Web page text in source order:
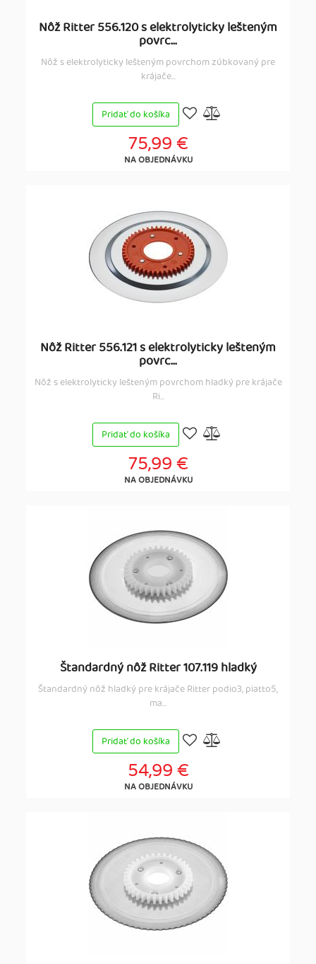
Nôž Ritter 556.120 s elektrolyticky lešteným
povrc...
Nôž s elektrolyticky lešteným povrchom zúbkovaný pre
krájače...
Pridať do košíka
75,99 €
NA OBJEDNÁVKU
Nôž Ritter 556.121 s elektrolyticky lešteným
povrc...
Nôž s elektrolyticky lešteným povrchom hladký pre krájače
Ri...
Pridať do košíka
75,99 €
NA OBJEDNÁVKU
Štandardný nôž Ritter 107.119 hladký
Štandardný nôž hladký pre krájače Ritter podio3, piatto5,
ma...
Pridať do košíka
54,99 €
NA OBJEDNÁVKU